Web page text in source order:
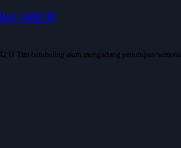
1442 H
Tim batubeling akan mengadang penutupan